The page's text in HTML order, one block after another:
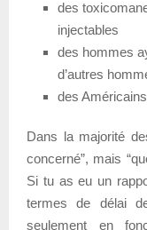
des
injectables
des hommes
d’autres
des
Dans la majorité
concerné”, mais
Si tu as eu un
termes de délai
seulement en